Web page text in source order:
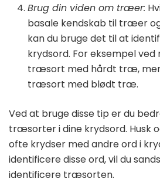
Brug din viden om træer:
basale kendskab til træer
kan du bruge det til at
krydsord. For eksempel
træsort med hårdt træ,
træsort med blødt træ.
Ved at bruge disse tip er du
træsorter i dine krydsord. Husk
ofte krydser med andre ord i
identificere disse ord, vil du
identificere træsorten.